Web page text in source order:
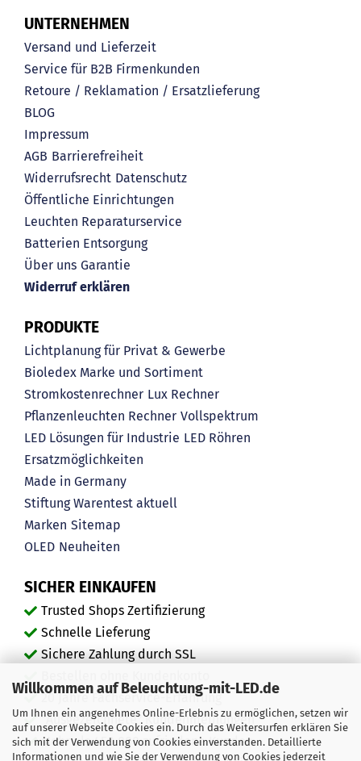
Willkommen auf Beleuchtung-mit-LED.de
Um Ihnen ein angenehmes Online-Erlebnis zu ermöglichen, setzen wir
auf unserer Webseite Cookies ein. Durch das Weitersurfen erklären Sie
sich mit der Verwendung von Cookies einverstanden. Detaillierte
Informationen und wie Sie der Verwendung von Cookies jederzeit
UNTERNEHMEN
Versand und Lieferzeit
Service für B2B Firmenkunden
Retoure / Reklamation / Ersatzlieferung
BLOG
Impressum
AGB Barrierefreiheit
Widerrufsrecht Datenschutz
Öffentliche Einrichtungen
Leuchten Reparaturservice
Batterien Entsorgung
Über uns Garantie
Widerruf erklären
PRODUKTE
Lichtplanung für Privat & Gewerbe
Bioledex Marke und Sortiment
Stromkostenrechner Lux Rechner
Pflanzenleuchten Rechner Vollspektrum
LED Lösungen für Industrie LED Röhren
Ersatzmöglichkeiten
Made in Germany
Stiftung Warentest aktuell
Marken Sitemap
OLED Neuheiten
SICHER EINKAUFEN
Trusted Shops Zertifizierung
Schnelle Lieferung
Sichere Zahlung durch SSL
20 Jahre Fachservice-Erfahrung
"Ausgezeichnete" Kundenmeinungen
Mehr als 450.000 zufriedene Kunden